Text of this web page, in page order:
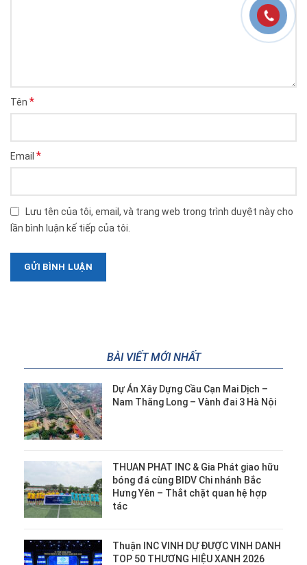
Tên *
Email *
Lưu tên của tôi, email, và trang web trong trình duyệt này cho
lần bình luận kế tiếp của tôi.
BÀI VIẾT MỚI NHẤT
Dự Án Xây Dựng Cầu Cạn Mai Dịch –
Nam Thăng Long – Vành đai 3 Hà Nội
THUAN PHAT INC & Gia Phát giao hữu
bóng đá cùng BIDV Chi nhánh Bắc
Hưng Yên – Thắt chặt quan hệ hợp
tác
Thuận INC VINH DỰ ĐƯỢC VINH DANH
TOP 50 THƯƠNG HIỆU XANH 2026